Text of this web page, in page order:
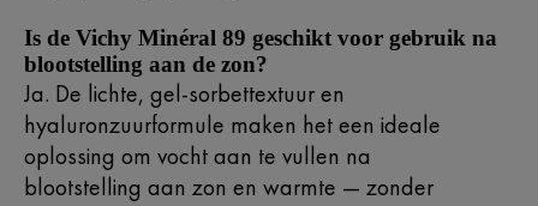
Is de Vichy Minéral 89 geschikt voor gebruik na
blootstelling aan de zon?
Ja. De lichte, gel-sorbettextuur en
hyaluronzuurformule maken het een ideale
oplossing om vocht aan te vullen na
blootstelling aan zon en warmte — zonder